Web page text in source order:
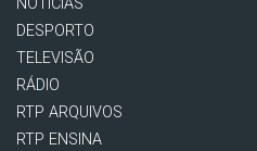
NOTÍCIAS
DESPORTO
TELEVISÃO
RÁDIO
RTP ARQUIVOS
RTP ENSINA